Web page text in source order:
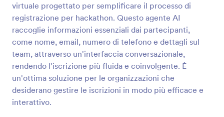
virtuale progettato per semplificare il processo di
registrazione per hackathon. Questo agente AI
raccoglie informazioni essenziali dai partecipanti,
come nome, email, numero di telefono e dettagli sul
team, attraverso un'interfaccia conversazionale,
rendendo l'iscrizione più fluida e coinvolgente. È
un'ottima soluzione per le organizzazioni che
desiderano gestire le iscrizioni in modo più efficace e
interattivo.